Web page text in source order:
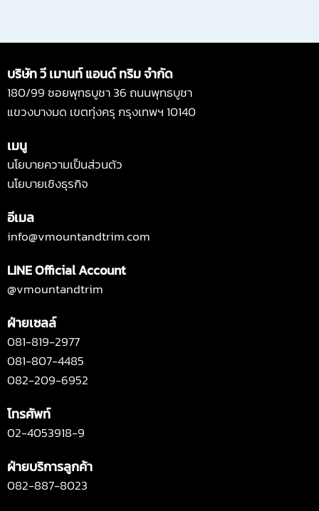
บริษัท วี เมานท์ แอนด์ ทริม จำกัด
180/99 ซอยพุทธบูชา 36 ถนนพุทธบูชา
แขวงบางมด เขตทุ่งครุ กรุงเทพฯ 10140
เมนู
นโยบายความเป็นส่วนตัว
นโยบายเชิงธุรกิจ
อีเมล
info@vmountandtrim.com
LINE Official Account
@vmountandtrim
ฝ่ายเซลล์
081-819-2977
081-807-4485
082-209-6952
โทรศัพท์
02-4053918-9
ฝ่ายบริการลูกค้า
082-887-8023